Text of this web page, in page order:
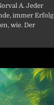
A. Jeder
immer Erfolg
wie. Der